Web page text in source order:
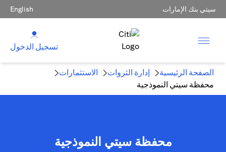
سيتي بنك الإمارات English
تسجيل الدخول
الصفحة الرئيسية إدارة الثروات
الاستثمارات
محفظة سيتي النموذجية
محفظة سيتي النموذجية